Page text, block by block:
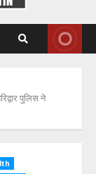
पुलिस ने